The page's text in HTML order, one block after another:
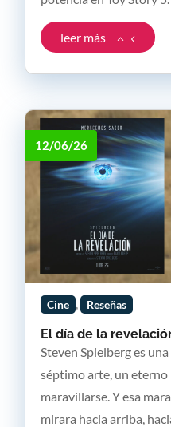
leer más
El día de la
12/06/26
Cine Reseñas
Steven Spielberg es
séptimo arte, un
maravillarse. Y esa
mirara hacia arriba,